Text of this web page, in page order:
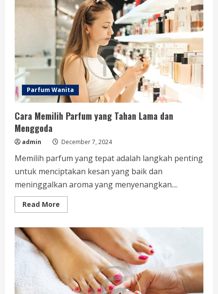
Brand
Parfum
Lokal
dengan
Aroma
Memikat
Parfum Wanita
Cara Memilih Parfum yang Tahan Lama dan
Menggoda
admin December 7, 2024
Memilih parfum yang tepat adalah langkah penting
untuk menciptakan kesan yang baik dan
meninggalkan aroma yang menyenangkan....
Read More
more
Memilih
Parfum
yang
Tahan
Menggoda